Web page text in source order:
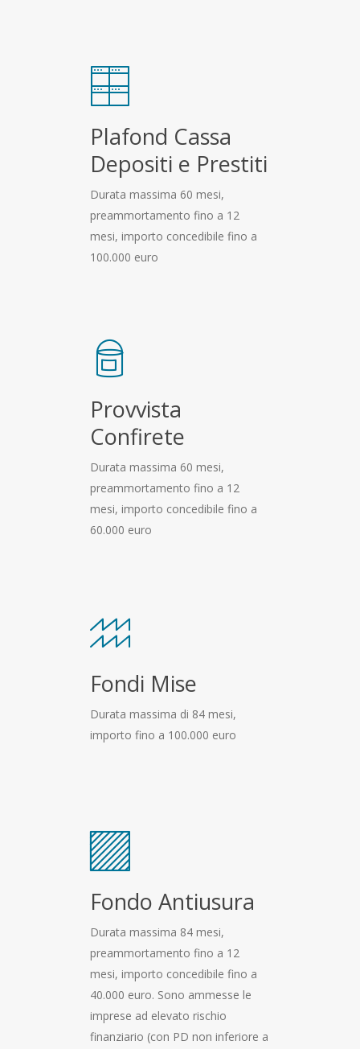
Plafond Cassa
Depositi e Prestiti
Durata massima 60 mesi,
preammortamento fino a 12
mesi, importo concedibile fino a
100.000 euro
Provvista
Confirete
Durata massima 60 mesi,
preammortamento fino a 12
mesi, importo concedibile fino a
60.000 euro
Fondi Mise
Durata massima di 84 mesi,
importo fino a 100.000 euro
Fondo Antiusura
Durata massima 84 mesi,
preammortamento fino a 12
mesi, importo concedibile fino a
40.000 euro. Sono ammesse le
imprese ad elevato rischio
finanziario (con PD non inferiore a